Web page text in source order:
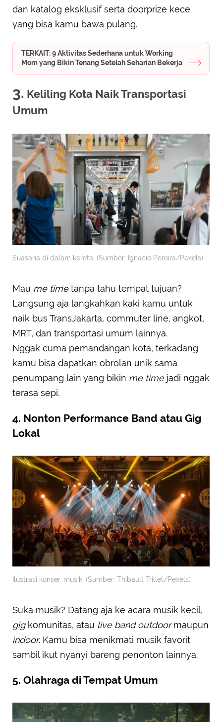
dan katalog eksklusif serta doorprize kece
yang bisa kamu bawa pulang.
TERKAIT: 9 Aktivitas Sederhana untuk Working
Mom yang Bikin Tenang Setelah Seharian Bekerja
3. Keliling Kota Naik Transportasi
Umum
Suasana di dalam kereta. (Sumber: Ignacio Pereira/Pexels)
Mau me timetanpa tahu tempat tujuan?
Langsung aja langkahkan kaki kamu untuk
naik bus TransJakarta, commuter line, angkot,
MRT, dan transportasi umum lainnya.
Nggak cuma pemandangan kota, terkadang
kamu bisa dapatkan obrolan unik sama
penumpang lain yang bikin me timejadi nggak
terasa sepi.
4. Nonton Performance Band atau Gig
Lokal
Ilustrasi konser, musik. (Sumber: Thibault Trillet/Pexels)
Suka musik? Datang aja ke acara musik kecil,
gig komunitas, atau live band outdoormaupun
indoor. Kamu bisa menikmati musik favorit
sambil ikut nyanyi bareng penonton lainnya.
5. Olahraga di Tempat Umum